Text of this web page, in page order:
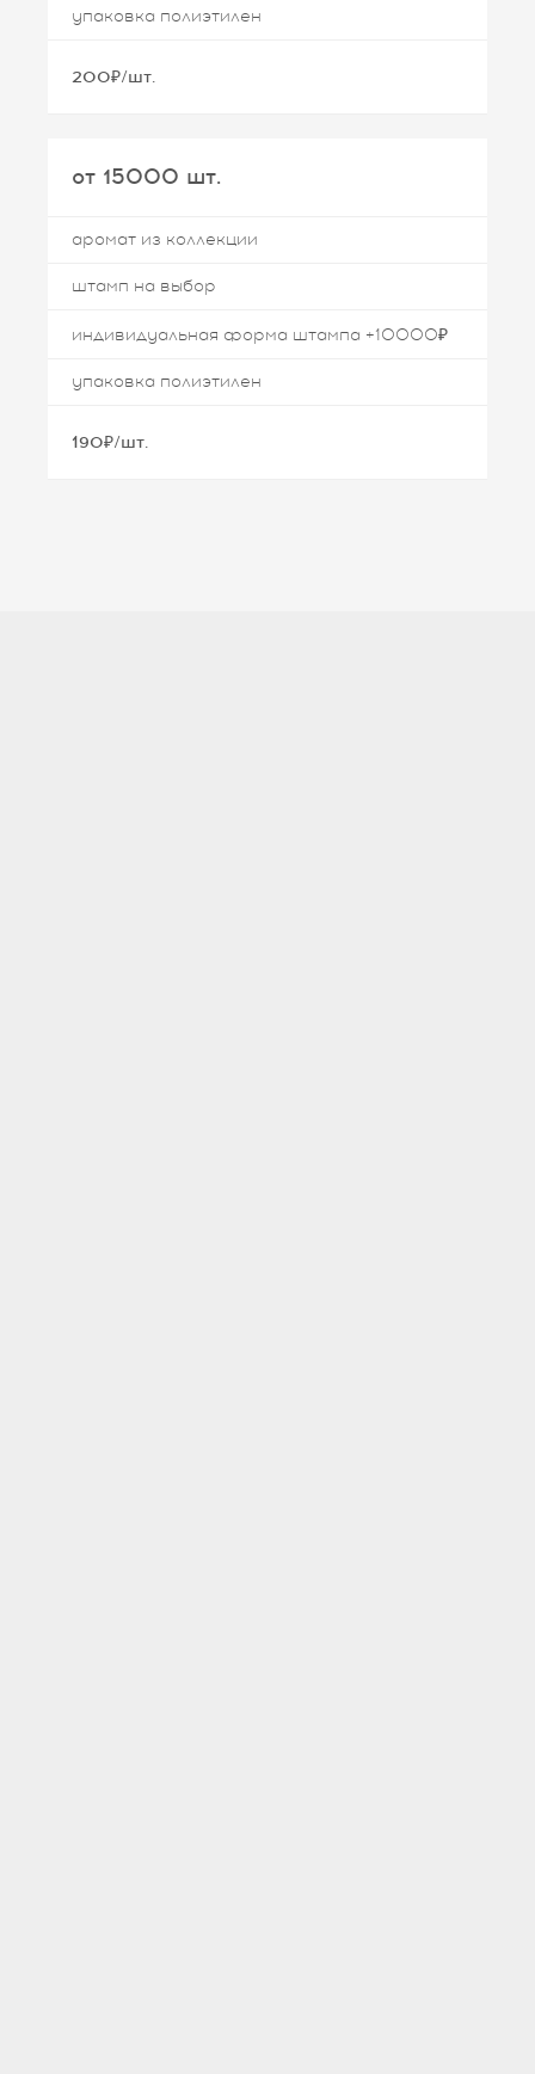
упаковка полиэтилен
200₽/шт.
от 15000 шт.
аромат из коллекции
штамп на выбор
индивидуальная форма штампа +10000₽
упаковка полиэтилен
190₽/шт.